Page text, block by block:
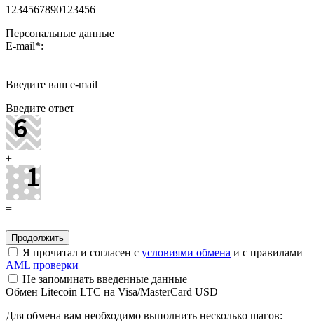
1234567890123456
Персональные данные
E-mail*:
Введите ваш e-mail
Введите ответ
+
=
Я прочитал и согласен с условиями обмена и с правилами
AML проверки
Не запоминать введенные данные
Обмен Litecoin LTC на Visa/MasterCard USD
Для обмена вам необходимо выполнить несколько шагов: